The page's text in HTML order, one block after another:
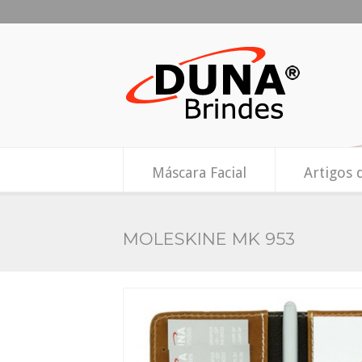
Máscara Facial Artigos
MOLESKINE MK 953